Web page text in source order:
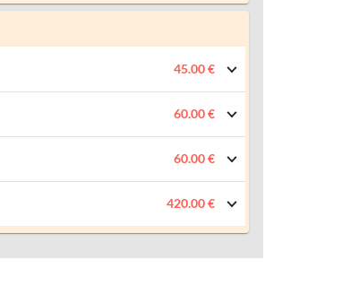
45.00 €
60.00 €
60.00 €
420.00 €